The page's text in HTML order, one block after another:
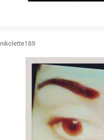
nikolette189